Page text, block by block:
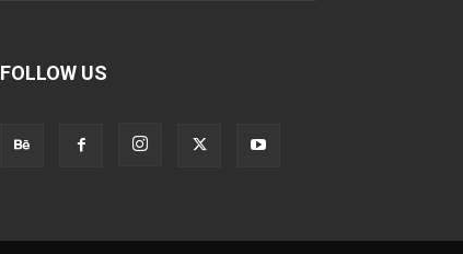
FOLLOW US